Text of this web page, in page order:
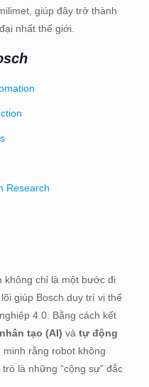
giúp đây trở thành
nhất thế giới.
Research
không chỉ là một bước đi
giúp Bosch duy trì vị thế
4.0. Bằng cách kết
tạo (AI) và tự động
rằng robot không
là những “cộng sự” đắc